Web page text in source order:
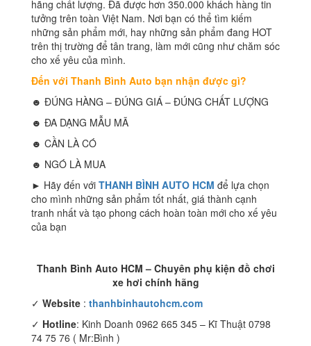
hãng chất lượng. Đã được hơn 350.000 khách hàng tin
tưởng trên toàn Việt Nam. Nơi bạn có thể tìm kiếm
những sản phẩm mới, hay những sản phẩm đang HOT
trên thị trường để tân trang, làm mới cũng như chăm sóc
cho xế yêu của mình.
Đến với Thanh Bình Auto bạn nhận được gì?
☻ ĐÚNG HÀNG – ĐÚNG GIÁ – ĐÚNG CHẤT LƯỢNG
☻ ĐA DẠNG MẪU MÃ
☻ CẦN LÀ CÓ
☻ NGÓ LÀ MUA
► Hãy đến với THANH BÌNH AUTO HCM để lựa chọn
cho mình những sản phẩm tốt nhất, giá thành cạnh
tranh nhất và tạo phong cách hoàn toàn mới cho xế yêu
của bạn
Thanh Bình Auto HCM – Chuyên phụ kiện đồ chơi
xe hơi chính hãng
✓ Website : thanhbinhautohcm.com
✓ Hotline: Kinh Doanh 0962 665 345 – Kĩ Thuật 0798
74 75 76 ( Mr:Bình )